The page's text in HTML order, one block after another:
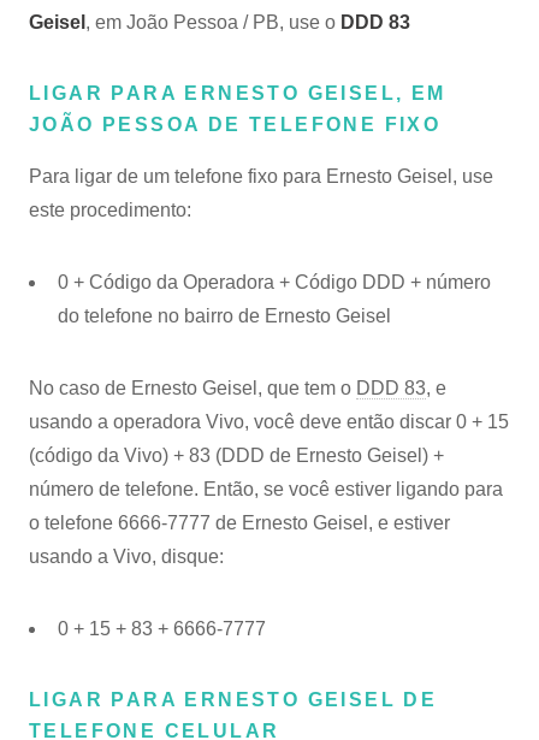
Geisel , em João Pessoa / PB, use o DDD 83
LIGAR PARA ERNESTO GEISEL, EM
JOÃO PESSOA DE TELEFONE FIXO
Para ligar de um telefone fixo para Ernesto Geisel, use
este procedimento:
0 + Código da Operadora + Código DDD + número
do telefone no bairro de Ernesto Geisel
No caso de Ernesto Geisel, que tem o DDD 83, e
usando a operadora Vivo, você deve então discar 0 + 15
(código da Vivo) + 83 (DDD de Ernesto Geisel) +
número de telefone. Então, se você estiver ligando para
o telefone 6666-7777 de Ernesto Geisel, e estiver
usando a Vivo, disque:
0 + 15 + 83 + 6666-7777
LIGAR PARA ERNESTO GEISEL DE
TELEFONE CELULAR